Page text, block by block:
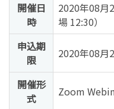
開催日
時
2020年08
場 12:30）
申込期
限
2020年08
開催形
式
Zoom